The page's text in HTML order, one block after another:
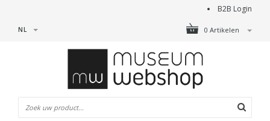
B2B Login
0 Artikelen
NL